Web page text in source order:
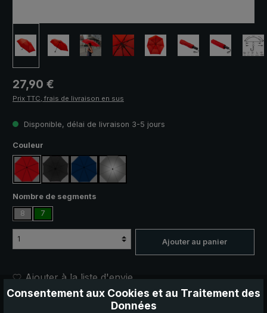
Prix régulier :
27,90 €
Prix TTC, frais de livraison en sus
Disponible, délai de livraison 3-5 jours
Sélectionnez
Couleur
rouge noir bleu marineargent, protection UV 50+
Sélectionnez
Nombre de segments
8
7
Ajouter au panier
Ajouter à la liste d'envie
Numéro de produit :5019-RED
Consentement aux Cookies et au Traitement des
Données